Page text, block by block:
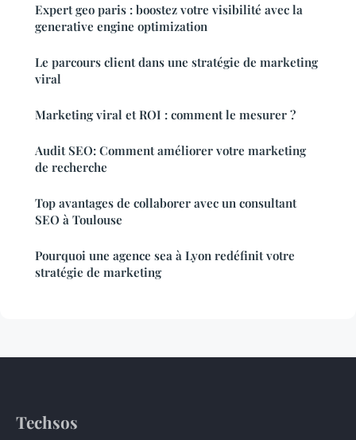
Expert geo paris : boostez votre visibilité avec la
generative engine optimization
Le parcours client dans une stratégie de marketing
viral
Marketing viral et ROI : comment le mesurer ?
Audit SEO: Comment améliorer votre marketing
de recherche
Top avantages de collaborer avec un consultant
SEO à Toulouse
Pourquoi une agence sea à Lyon redéfinit votre
stratégie de marketing
Techsos